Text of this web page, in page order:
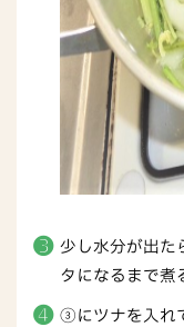
少し水分が出た
タになるまで煮
③にツナを入れ